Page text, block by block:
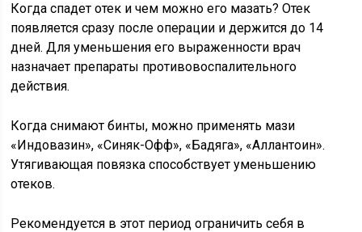
Когда спадет отек и чем можно его мазать? Отек
появляется сразу после операции и держится до 14
дней. Для уменьшения его выраженности врач
назначает препараты противовоспалительного
действия.
Когда снимают бинты, можно применять мази
«Индовазин», «Синяк-Офф», «Бадяга», «Аллантоин».
Утягивающая повязка способствует уменьшению
отеков.
Рекомендуется в этот период ограничить себя в